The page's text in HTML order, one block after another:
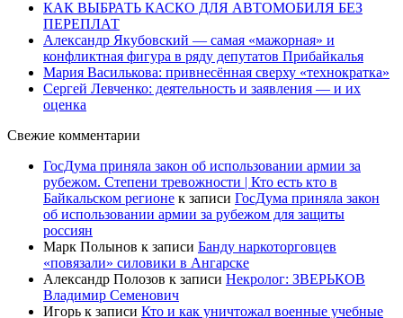
КАК ВЫБРАТЬ КАСКО ДЛЯ АВТОМОБИЛЯ БЕЗ
ПЕРЕПЛАТ
Александр Якубовский — самая «мажорная» и
конфликтная фигура в ряду депутатов Прибайкалья
Мария Василькова: привнесённая сверху «технократка»
Сергей Левченко: деятельность и заявления — и их
оценка
Свежие комментарии
ГосДума приняла закон об использовании армии за
рубежом. Степени тревожности | Кто есть кто в
Байкальском регионе к записи ГосДума приняла закон
об использовании армии за рубежом для защиты
россиян
Марк Полынов к записи Банду наркоторговцев
«повязали» силовики в Ангарске
Александр Полозов к записи Некролог: ЗВЕРЬКОВ
Владимир Семенович
Игорь к записи Кто и как уничтожал военные учебные